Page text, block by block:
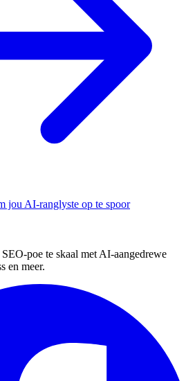
jou AI-ranglyste op te spoor
poe te skaal met AI-aangedrewe
en meer.